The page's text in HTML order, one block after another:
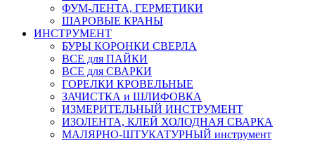
ФУМ-ЛЕНТА, ГЕРМЕТИКИ
ШАРОВЫЕ КРАНЫ
ИНСТРУМЕНТ
БУРЫ КОРОНКИ СВЕРЛА
ВСЕ для ПАЙКИ
ВСЕ для СВАРКИ
ГОРЕЛКИ КРОВЕЛЬНЫЕ
ЗАЧИСТКА и ШЛИФОВКА
ИЗМЕРИТЕЛЬНЫЙ ИНСТРУМЕНТ
ИЗОЛЕНТА, КЛЕЙ ХОЛОДНАЯ СВАРКА
МАЛЯРНО-ШТУКАТУРНЫЙ инструмент